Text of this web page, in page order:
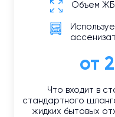
Объем
от
Что входит в
стандартного
жидких бытовых